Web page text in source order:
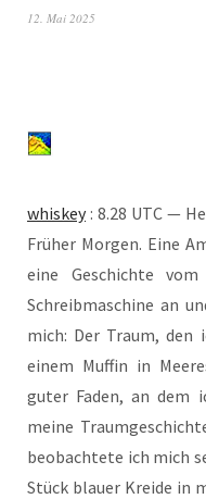
12. Mai 2025
whis­key: 8.28 UTC —
Frü­her Mor­gen. Eine
eine Geschich­te
Schreib­ma­schi­ne an
mich: Der Traum,
einem Muf­fin in
guter Faden, an dem
mei­ne
beob­ach­te­te ich mich
Stück blau­er Krei­de in